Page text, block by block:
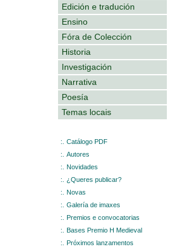
Edición e tradución
Ensino
Fóra de Colección
Historia
Investigación
Narrativa
Poesía
Temas locais
:.
Catálogo PDF
:.
Autores
:.
Novidades
:.
¿Queres publicar?
:.
Novas
:.
Galería de imaxes
:.
Premios e convocatorias
:.
Bases Premio H Medieval
:.
Próximos lanzamentos